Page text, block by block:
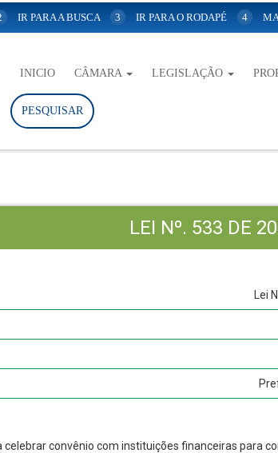
IR PARA A BUSCA 3 IR PARA O RODAPÉ 4
INICIO CÂMARA LEGISLAÇÃO
PESQUISAR
LEI Nº. 533 DE
Lei
convênio com instituições financeiras para